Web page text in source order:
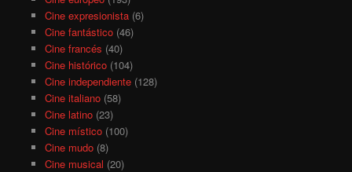
Cine expresionista(6)
Cine fantástico(46)
Cine francés (40)
Cine histórico(104)
Cine independiente(128)
Cine italiano(58)
Cine latino(23)
Cine místico(100)
Cine mudo(8)
Cine musical (20)